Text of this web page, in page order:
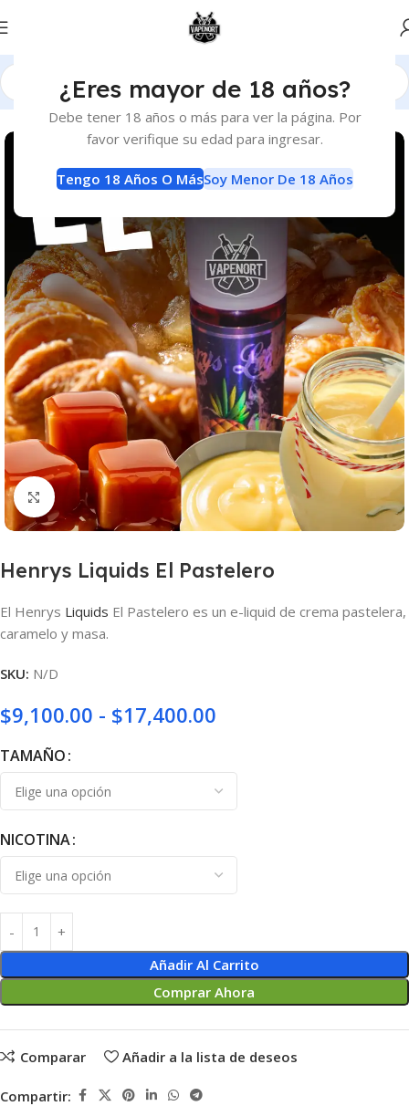
¿Eres mayor de 18 años?
Debe tener 18 años o más para ver la página. Por
favor verifique su edad para ingresar.
Tengo 18 Años O MásSoy Menor De 18 Años
Inicio E-Liquids E-Liquids
Haga clic para ampliar
Henrys Liquids El Pastelero
El Henrys Liquids El Pastelero es un e-liquid de crema pastelera,
caramelo y masa.
SKU: N/D
$9,100.00 - $17,400.00
TAMAÑO
NICOTINA
Añadir Al Carrito
Comprar Ahora
Comparar Añadir a la lista de deseos
Compartir: